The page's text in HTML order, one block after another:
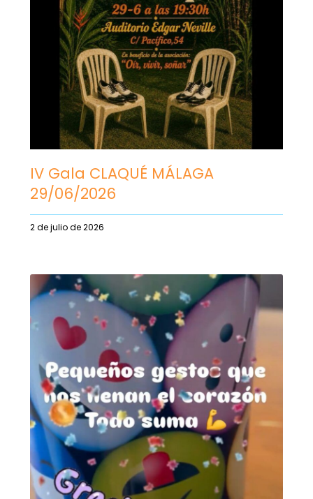
IV Gala CLAQUÉ MÁLAGA
29/06/2026
2 de julio de 2026